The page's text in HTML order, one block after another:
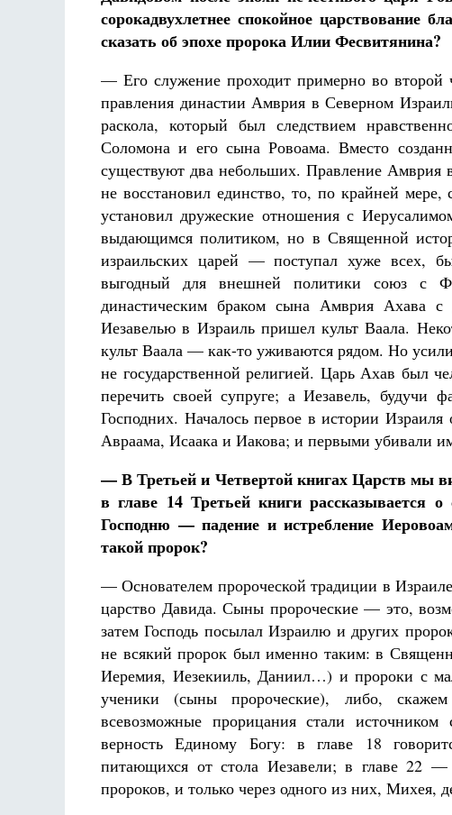
сорокадвухлетнее спокойное царствование
сказать об эпохе пророка Илии Фесвитянина?
— Его служение проходит примерно во второй
правления династии Амврия в Северном
раскола, который был следствием
Соломона и его сына Ровоама. Вместо
существуют два небольших. Правление Амврия
не восстановил единство, то, по крайней
установил дружеские отношения с
выдающимся политиком, но в Священной
израильских царей — поступал хуже
выгодный для внешней политики союз с
династическим браком сына Амврия Ахава
Иезавелью в Израиль пришел культ Ваала.
культ Ваала — как-то уживаются рядом. Но
не государственной религией. Царь Ахав был
перечить своей супруге; а Иезавель, будучи
Господних. Началось первое в истории
Авраама, Исаака и Иакова; и первыми убивали
— В Третьей и Четвертой книгах Царств мы
в главе 14 Третьей книги рассказывается
Господню — падение и истребление
такой пророк?
— Основателем пророческой традиции в
царство Давида. Сыны пророческие — это,
затем Господь посылал Израилю и других
не всякий пророк был именно таким: в
Иеремия, Иезекииль, Даниил…) и пророки с
ученики (сыны пророческие), либо,
всевозможные прорицания стали
верность Единому Богу: в главе 18
питающихся от стола Иезавели; в главе 22
пророков, и только через одного из них, Михея,